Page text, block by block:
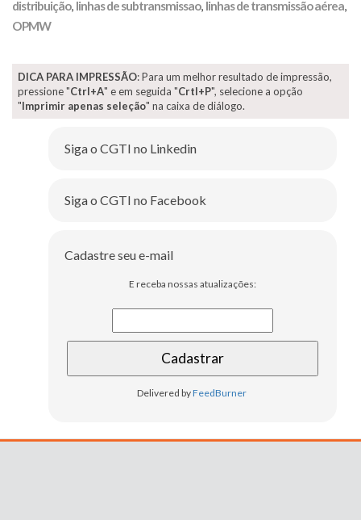
distribuição, linhas de subtransmissao, linhas de transmissão aérea,
OPMW
DICA PARA IMPRESSÃO: Para um melhor resultado de impressão,
pressione "Ctrl+A" e em seguida "Crtl+P", selecione a opção
"Imprimir apenas seleção" na caixa de diálogo.
Siga o CGTI no Linkedin
Siga o CGTI no Facebook
Cadastre seu e-mail
E receba nossas atualizações:
Delivered byFeedBurner